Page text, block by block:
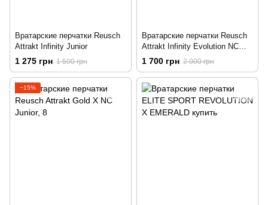
Вратарские перчатки Reusch
Attrakt Infinity Junior
1 275 грн 1 500 грн
Вратарские перчатки Reusch
Attrakt Infinity Evolution NC
Junior
1 700 грн 2 000 грн
−15%